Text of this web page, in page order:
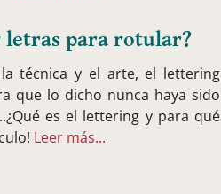
letras para rotular?
técnica y el arte, el lettering
que lo dicho nunca haya sido
es el lettering y para qué
Leer más...